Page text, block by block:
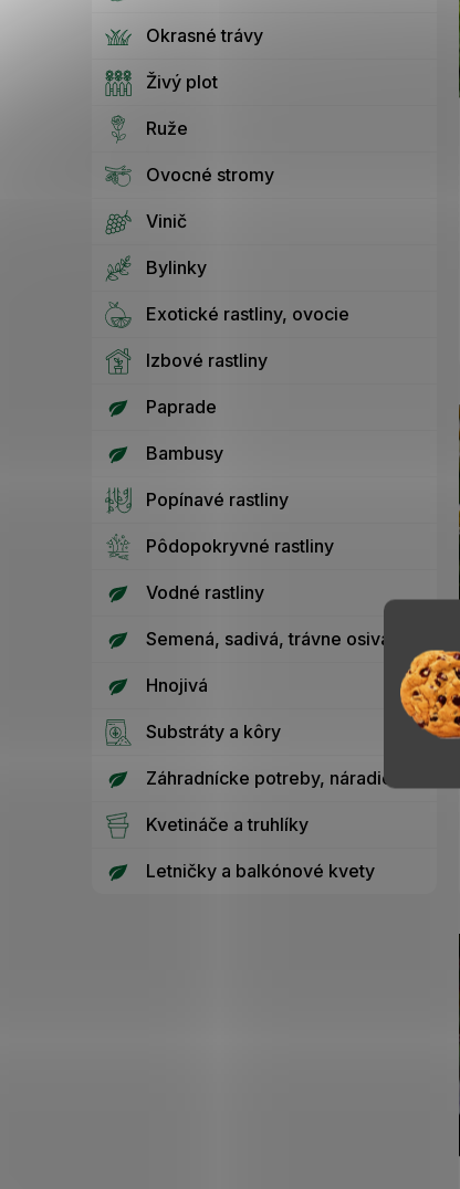
Okrasné trávy
Živý plot
Ruže
Ovocné stromy
Vinič
Bylinky
Exotické rastliny, ovocie
Izbové rastliny
Paprade
Bambusy
Popínavé rastliny
Pôdopokryvné rastliny
Vodné rastliny
Semená, sadivá, trávne osivá
Hnojivá
Substráty a kôry
Záhradnícke potreby, náradie
Kvetináče a truhlíky
Letničky a balkónové kvety